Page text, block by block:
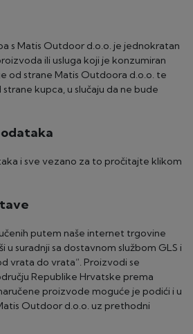
s Matis Outdoor d.o.o. je jednokratan
ili usluga koji je konzumiran
od strane Matis Outdoora d.o.o. te
kupca, u slučaju da ne bude
i sve vezano za to pročitajte klikom
putem naše internet trgovine
u suradnji sa dostavnom službom GLS i
vrata do vrata”. Proizvodi se
Republike Hrvatske prema
proizvode moguće je podići i u
Outdoor d.o.o. uz prethodni